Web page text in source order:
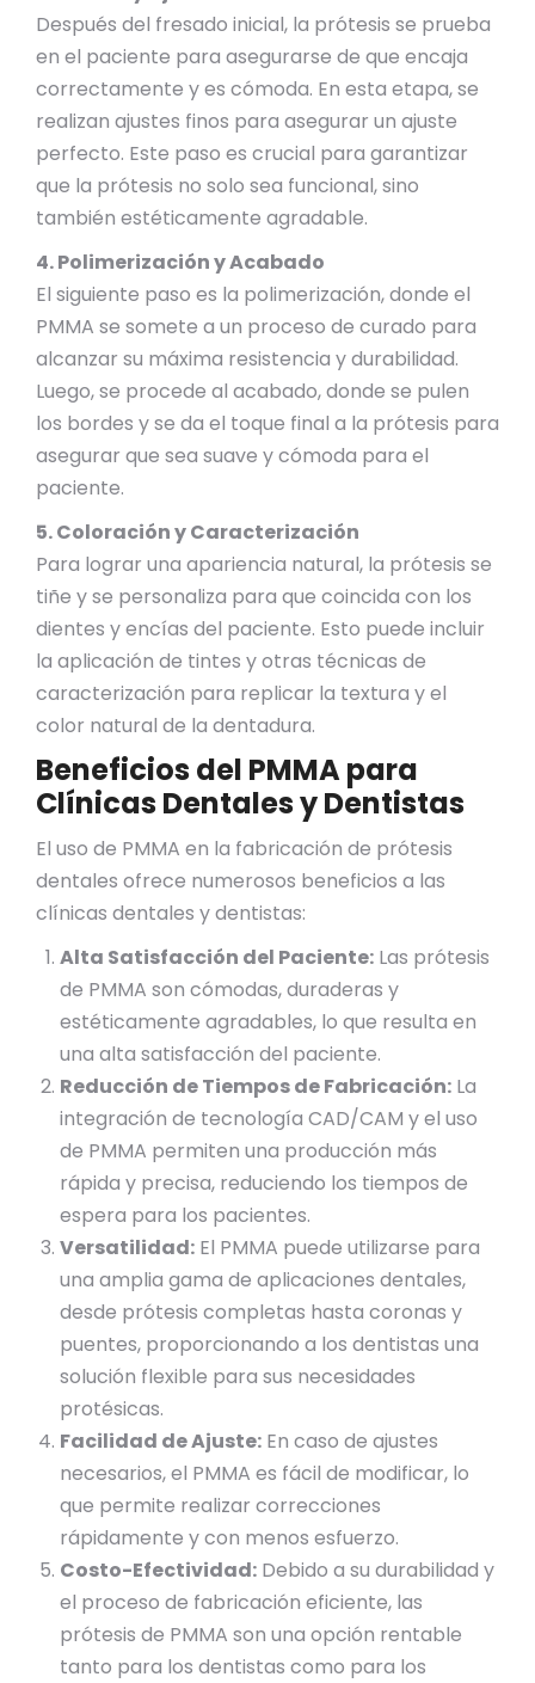
Después del fresado inicial, la prótesis se prueba
en el paciente para asegurarse de que encaja
correctamente y es cómoda. En esta etapa, se
realizan ajustes finos para asegurar un ajuste
perfecto. Este paso es crucial para garantizar
que la prótesis no solo sea funcional, sino
también estéticamente agradable.
4. Polimerización y Acabado
El siguiente paso es la polimerización, donde el
PMMA se somete a un proceso de curado para
alcanzar su máxima resistencia y durabilidad.
Luego, se procede al acabado, donde se pulen
los bordes y se da el toque final a la prótesis para
asegurar que sea suave y cómoda para el
paciente.
5. Coloración y Caracterización
Para lograr una apariencia natural, la prótesis se
tiñe y se personaliza para que coincida con los
dientes y encías del paciente. Esto puede incluir
la aplicación de tintes y otras técnicas de
caracterización para replicar la textura y el
color natural de la dentadura.
Beneficios del PMMA para
Clínicas Dentales y Dentistas
El uso de PMMA en la fabricación de prótesis
dentales ofrece numerosos beneficios a las
clínicas dentales y dentistas:
Alta Satisfacción del Paciente: Las prótesis
de PMMA son cómodas, duraderas y
estéticamente agradables, lo que resulta en
una alta satisfacción del paciente.
Reducción de Tiempos de Fabricación: La
integración de tecnología CAD/CAM y el uso
de PMMA permiten una producción más
rápida y precisa, reduciendo los tiempos de
espera para los pacientes.
Versatilidad: El PMMA puede utilizarse para
una amplia gama de aplicaciones dentales,
desde prótesis completas hasta coronas y
puentes, proporcionando a los dentistas una
solución flexible para sus necesidades
protésicas.
Facilidad de Ajuste: En caso de ajustes
necesarios, el PMMA es fácil de modificar, lo
que permite realizar correcciones
rápidamente y con menos esfuerzo.
Costo-Efectividad: Debido a su durabilidad y
el proceso de fabricación eficiente, las
prótesis de PMMA son una opción rentable
tanto para los dentistas como para los